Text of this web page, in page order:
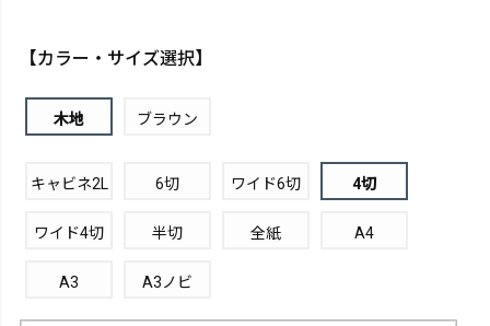
【カラー・サイズ選択】
木地 ブラウン
キャビネ2L 6切 ワイド6切 4切
ワイド4切 半切 全紙 A4
A3 A3ノビ